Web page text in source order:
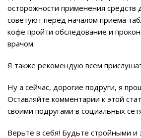
осторожности применения средств
советуют перед началом приема
кофе пройти обследование и
врачом.
Я также рекомендую всем
Ну а сейчас, дорогие подруги, я
Оставляйте комментарии к этой
своими подругами в социальных
Верьте в себя! Будьте стройными